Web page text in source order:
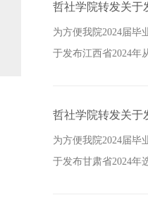
哲社学院转发关于
为方便我院2024届毕
于发布江西省2024年
哲社学院转发关于
为方便我院2024届毕
于发布甘肃省2024年